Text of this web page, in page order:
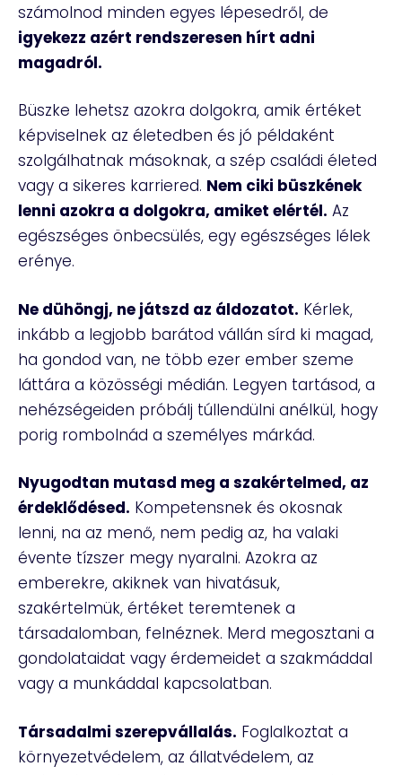
számolnod minden egyes lépesedről, de
igyekezz azért rendszeresen hírt adni
magadról.
Büszke lehetsz azokra dolgokra, amik értéket
képviselnek az életedben és jó példaként
szolgálhatnak másoknak, a szép családi életed
vagy a sikeres karriered. Nem ciki büszkének
lenni azokra a dolgokra, amiket elértél. Az
egészséges önbecsülés, egy egészséges lélek
erénye.
Ne dühöngj, ne játszd az áldozatot. Kérlek,
inkább a legjobb barátod vállán sírd ki magad,
ha gondod van, ne több ezer ember szeme
láttára a közösségi médián. Legyen tartásod, a
nehézségeiden próbálj túllendülni anélkül, hogy
porig rombolnád a személyes márkád.
Nyugodtan mutasd meg a szakértelmed, az
érdeklődésed. Kompetensnek és okosnak
lenni, na az menő, nem pedig az, ha valaki
évente tízszer megy nyaralni. Azokra az
emberekre, akiknek van hivatásuk,
szakértelmük, értéket teremtenek a
társadalomban, felnéznek. Merd megosztani a
gondolataidat vagy érdemeidet a szakmáddal
vagy a munkáddal kapcsolatban.
Társadalmi szerepvállalás. Foglalkoztat a
környezetvédelem, az állatvédelem, az